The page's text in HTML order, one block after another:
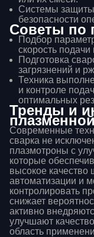
Системы
безопасности
Советы по
Подбор
скорость подачи
Подготовка
загрязнений и
Техника
и контроле
оптимальных
Тренды и
Современные
сварка не
плазмотроны с
которые
высокое
автоматизации и
контролировать
снижает
активно
улучшают
область